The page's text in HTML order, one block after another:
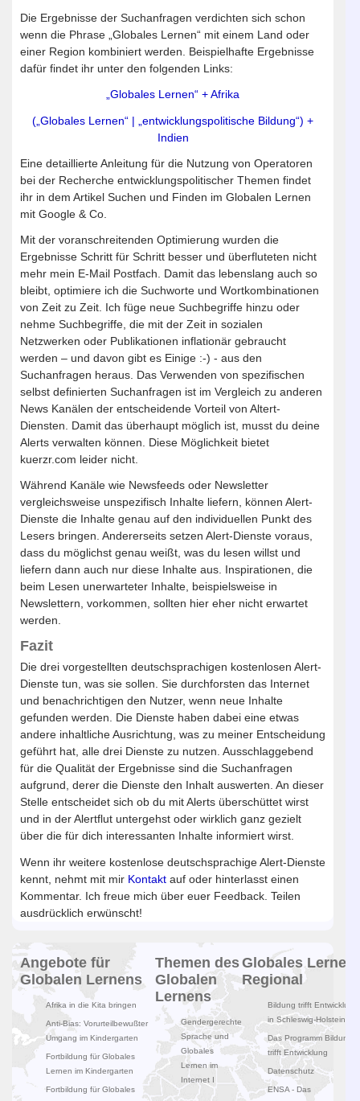
Die Ergebnisse der Suchanfragen verdichten sich schon
wenn die Phrase „Globales Lernen“ mit einem Land oder
einer Region kombiniert werden. Beispielhafte Ergebnisse
dafür findet ihr unter den folgenden Links:
„Globales Lernen“ + Afrika
(„Globales Lernen“ | „entwicklungspolitische Bildung“) +
Indien
Eine detaillierte Anleitung für die Nutzung von Operatoren
bei der Recherche entwicklungspolitischer Themen findet
ihr in dem Artikel Suchen und Finden im Globalen Lernen
mit Google & Co.
Mit der voranschreitenden Optimierung wurden die
Ergebnisse Schritt für Schritt besser und überfluteten nicht
mehr mein E-Mail Postfach. Damit das lebenslang auch so
bleibt, optimiere ich die Suchworte und Wortkombinationen
von Zeit zu Zeit. Ich füge neue Suchbegriffe hinzu oder
nehme Suchbegriffe, die mit der Zeit in sozialen
Netzwerken oder Publikationen inflationär gebraucht
werden – und davon gibt es Einige :-) - aus den
Suchanfragen heraus. Das Verwenden von spezifischen
selbst definierten Suchanfragen ist im Vergleich zu anderen
News Kanälen der entscheidende Vorteil von Altert-
Diensten. Damit das überhaupt möglich ist, musst du deine
Alerts verwalten können. Diese Möglichkeit bietet
kuerzr.com leider nicht.
Während Kanäle wie Newsfeeds oder Newsletter
vergleichsweise unspezifisch Inhalte liefern, können Alert-
Dienste die Inhalte genau auf den individuellen Punkt des
Lesers bringen. Andererseits setzen Alert-Dienste voraus,
dass du möglichst genau weißt, was du lesen willst und
liefern dann auch nur diese Inhalte aus. Inspirationen, die
beim Lesen unerwarteter Inhalte, beispielsweise in
Newslettern, vorkommen, sollten hier eher nicht erwartet
werden.
Fazit
Die drei vorgestellten deutschsprachigen kostenlosen Alert-
Dienste tun, was sie sollen. Sie durchforsten das Internet
und benachrichtigen den Nutzer, wenn neue Inhalte
gefunden werden. Die Dienste haben dabei eine etwas
andere inhaltliche Ausrichtung, was zu meiner Entscheidung
geführt hat, alle drei Dienste zu nutzen. Ausschlaggebend
für die Qualität der Ergebnisse sind die Suchanfragen
aufgrund, derer die Dienste den Inhalt auswerten. An dieser
Stelle entscheidet sich ob du mit Alerts überschüttet wirst
und in der Alertflut untergehst oder wirklich ganz gezielt
über die für dich interessanten Inhalte informiert wirst.
Wenn ihr weitere kostenlose deutschsprachige Alert-Dienste
kennt, nehmt mit mir Kontakt auf oder hinterlasst einen
Kommentar. Ich freue mich über euer Feedback. Teilen
ausdrücklich erwünscht!
Angebote für
Globalen Lernens
Afrika in die Kita bringen
Anti-Bias: Vorurteilbewußter
Umgang im Kindergarten
Fortbildung für Globales
Lernen im Kindergarten
Fortbildung für Globales
Themen des
Globalen
Lernens
Gendergerechte
Sprache und
Globales
Lernen im
Internet I
Globales Lernen
Regional
Bildung trifft Entwicklung
in Schleswig-Holstein
Das Programm Bildung
trifft Entwicklung
Datenschutz
ENSA - Das